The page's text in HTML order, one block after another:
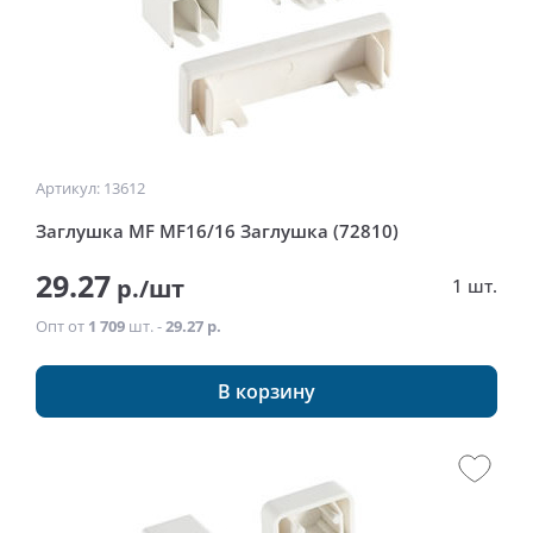
Артикул: 13612
Заглушка MF MF16/16 Заглушка (72810)
29.27 р./шт 1 шт.
Опт от 1 709 шт. -29.27 р.
В корзину